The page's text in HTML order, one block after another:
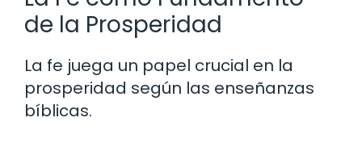
de la Prosperidad
La fe juega un papel crucial en la
prosperidad según las enseñanzas
bíblicas.